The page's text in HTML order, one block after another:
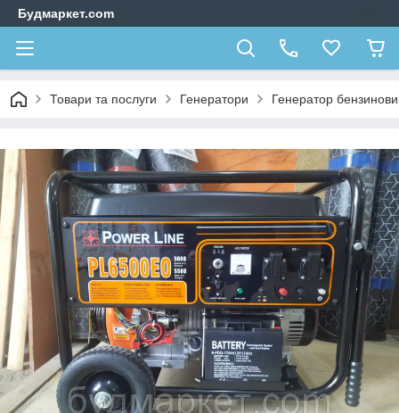
Будмаркет.com
Товари та послуги Генератори Генератор